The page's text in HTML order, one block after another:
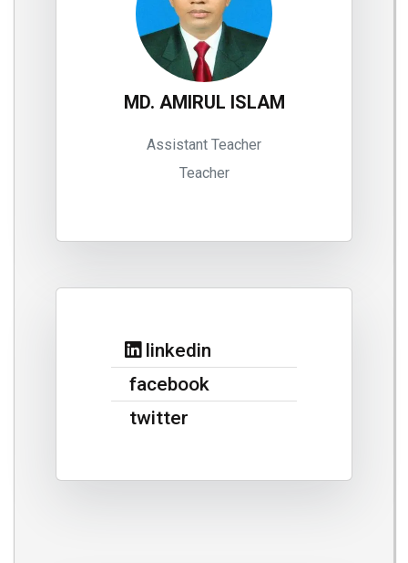
MD. AMIRUL ISLAM
Assistant Teacher
Teacher
linkedin
facebook
twitter